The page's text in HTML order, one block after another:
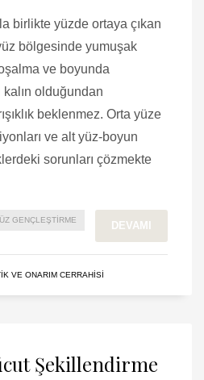
birlikte yüzde ortaya çıkan
bölgesinde yumuşak
ve boyunda
kalın olduğundan
beklenmez. Orta yüze
ve alt yüz-boyun
sorunları çözmekte
GENÇLEŞTIRME DEVAMI
VE ONARIM CERRAHISI
Şekillendirme